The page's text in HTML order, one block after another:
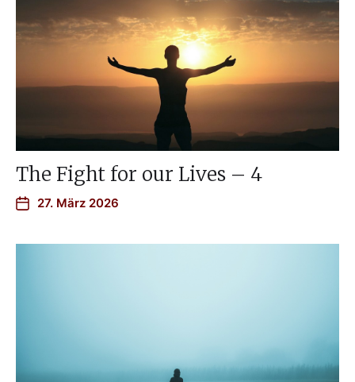
The Fight for our Lives – 4
27. März 2026